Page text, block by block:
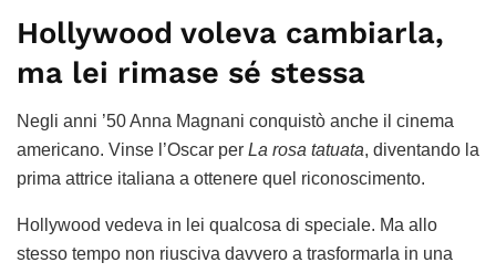
Hollywood voleva cambiarla,
ma lei rimase sé stessa
Negli anni ’50 Anna Magnani conquistò anche il cinema
americano. Vinse l’Oscar per La rosa tatuata, diventando la
prima attrice italiana a ottenere quel riconoscimento.
Hollywood vedeva in lei qualcosa di speciale. Ma allo
stesso tempo non riusciva davvero a trasformarla in una